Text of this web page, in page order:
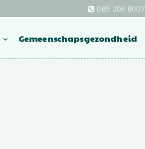
085 208 8007
Gemeenschapsgezondheid